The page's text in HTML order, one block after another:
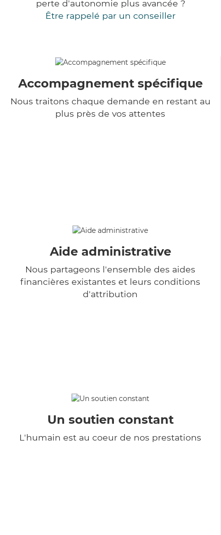
perte d'autonomie plus avancée ?
Être rappelé par un conseiller
Accompagnement spécifique
Nous traitons chaque demande en restant au
plus près de vos attentes
Aide administrative
Nous partageons l'ensemble des aides
financières existantes et leurs conditions
d'attribution
Un soutien constant
L'humain est au coeur de nos prestations